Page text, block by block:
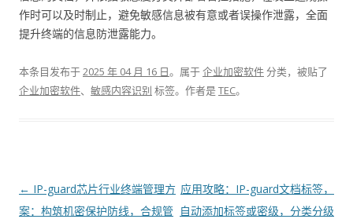
作时可以及时制止，避免敏感信息被有意或者误操作泄露，全面
提升终端的信息防泄露能力。
本条目发布于2025 年 04 月 16 日。属于企业加密软件分类，被贴了
企业加密软件、 敏感内容识别 标签。 作者是TEC。
文章导航
← IP-guard芯片行业终端管理方
案：构筑机密保护防线，合规管
应用攻略：IP-guard文档标签，
自动添加标签或密级，分类分级